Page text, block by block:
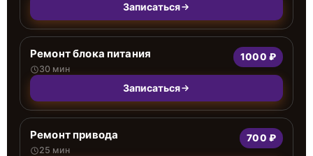
Записаться
Ремонт блока питания
30 мин
1000 ₽
Записаться
Ремонт привода
25 мин
700 ₽